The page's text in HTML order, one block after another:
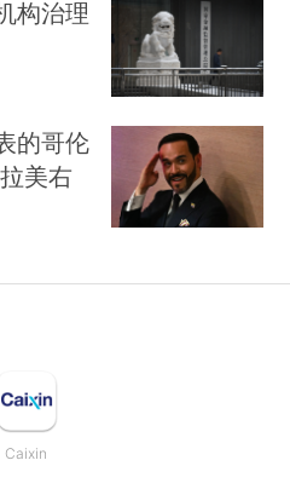
构治理
的哥伦
美右
Caixin